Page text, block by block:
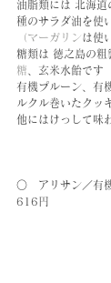
油脂類には 北海
種のサラダ油を使
（マーガリンは使
糖類は 徳之島の粗
糖 、玄米水飴です
有機プルーン、有
ルクル巻いたクッ
他にはけっして味
○　アリサン／有
616円